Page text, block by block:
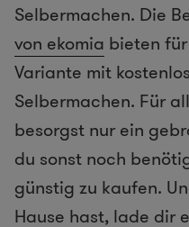
Selbermachen. Die
von ekomia bieten
Variante mit
Selbermachen. Für
besorgst nur ein
du sonst noch
günstig zu kaufen.
Hause hast, lade dir